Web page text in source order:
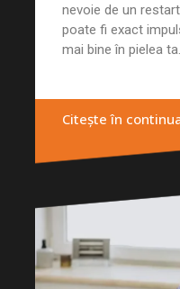
nevoie de un
poate fi exact
mai bine în pielea
Citește în